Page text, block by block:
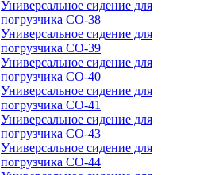
Универсальное сидение для
погрузчика CO-38
Универсальное сидение для
погрузчика CO-39
Универсальное сидение для
погрузчика CO-40
Универсальное сидение для
погрузчика CO-41
Универсальное сидение для
погрузчика CO-43
Универсальное сидение для
погрузчика CO-44